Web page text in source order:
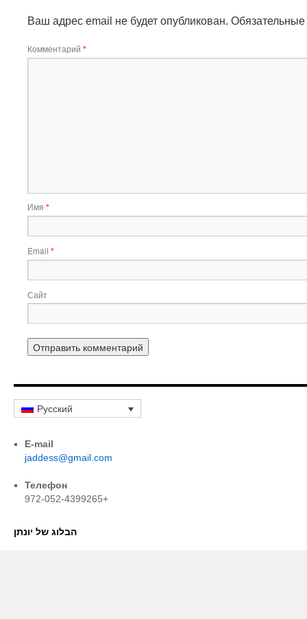
Ваш адрес email не будет опубликован.
Комментарий *
Имя *
Email *
Сайт
Русский
E-mail
jaddess@gmail.com
Телефон
972-052-4399265+
הבלוג של יונתן